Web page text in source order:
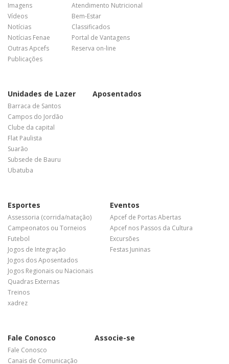
Imagens
Vídeos
Notícias
Notícias Fenae
Outras Apcefs
Publicações
Atendimento Nutricional
Bem-Estar
Classificados
Portal de Vantagens
Reserva on-line
Unidades de Lazer
Barraca de Santos
Campos do Jordão
Clube da capital
Flat Paulista
Suarão
Subsede de Bauru
Ubatuba
Aposentados
Esportes
Assessoria (corrida/natação)
Campeonatos ou Torneios
Futebol
Jogos de Integração
Jogos dos Aposentados
Jogos Regionais ou Nacionais
Quadras Externas
Treinos
xadrez
Eventos
Apcef de Portas Abertas
Apcef nos Passos da Cultura
Excursões
Festas Juninas
Fale Conosco
Fale Conosco
Canais de Comunicação
Associe-se